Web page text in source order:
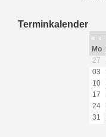
Terminkalender
« ‹
Mo
27
03
10
17
24
31